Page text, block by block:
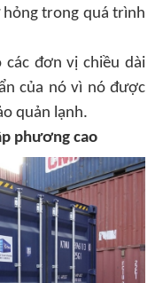
hỏng trong quá trình
các đơn vị chiều dài
của nó vì nó được
quản lạnh.
phương cao